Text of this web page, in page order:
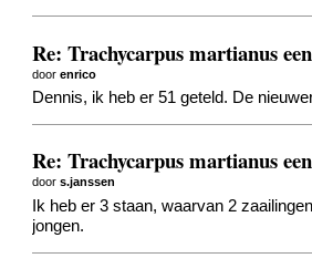
Re: Trachycarpus martianus
doorenrico
Dennis, ik heb er 51 geteld. De
Re: Trachycarpus martianus
doors.janssen
Ik heb er 3 staan, waarvan 2
jongen.